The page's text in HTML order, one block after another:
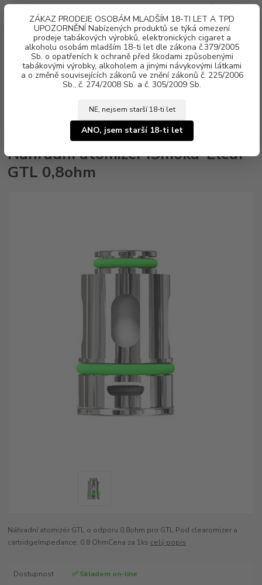
ZÁKAZ PRODEJE OSOBÁM MLADŠÍM 18-TI LET A TPD
UPOZORNĚNÍ Nabízených produktů se týká omezení
prodeje tabákových výrobků, elektronických cigaret a
alkoholu osobám mladším 18-ti let dle zákona č.379/2005
Sb. o opatřeních k ochraně před škodami způsobenými
tabákovými výrobky, alkoholem a jinými návykovými látkami
a o změně souvisejících zákonů ve znění zákonů č. 225/2006
Sb., č. 274/2008 Sb. a č. 305/2009 Sb.
NE, nejsem starší 18-ti let
ANO, jsem starší 18-ti let
Menu
za0 Kč
iSmoka-Eleaf GTL 0,8ohm
Náhradní atomizér iSmoka-Eleaf
GTL 0,8ohm
Náhradní atomizér GTL o odporu 0,8ohm pro GTL Pod clearomizer a
cartridgeImpedance: 0,8 OhmCena za 1ks celý popis
Dostupnost
✅ Skladem on-line